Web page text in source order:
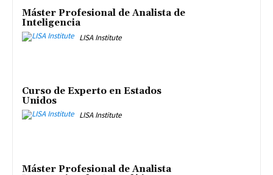
Máster Profesional de Analista de
Inteligencia
LISA Institute
Curso de Experto en Estados
Unidos
LISA Institute
Máster Profesional de Analista